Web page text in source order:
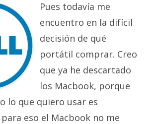
en
Dell
Pues todavía me
encuentro en la difícil
decisión de qué
portátil comprar. Creo
que ya he descartado
los Macbook, porque
lo que quiero usar es
eso el Macbook no me